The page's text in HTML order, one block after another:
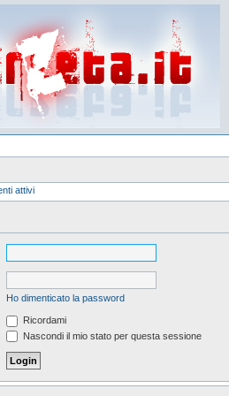
attivi
Ho dimenticato la password
Ricordami
Nascondi il mio stato per questa sessione